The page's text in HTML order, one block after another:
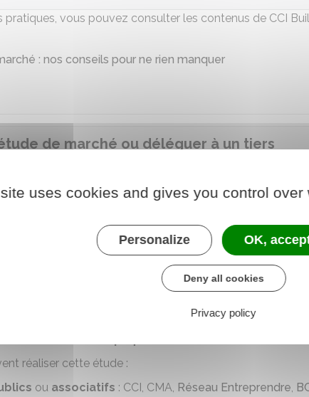
vous pouvez consulter les contenus de CCI
: nos conseils pour ne rien manquer
de marché ou déléguer à un tiers
pouvez réaliser
fait des études d'économie pour réaliser votre étude de
nécessaire.
tiers
vous devez
réaliser cette étude :
ou associatifs : CCI, CMA, Réseau Entreprendre,
uses cookies and gives you control over
Personalize OK, accept
Deny all cookies
Privacy policy